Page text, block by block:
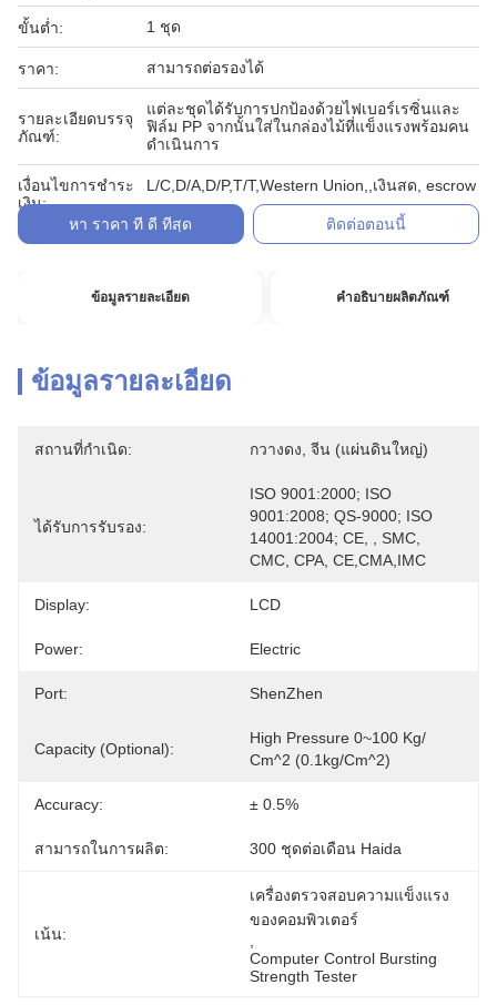
ขั้นต่ำ: 1 ชุด
ราคา: สามารถต่อรองได้
รายละเอียดบรรจุ
ภัณฑ์:
แต่ละชุดได้รับการปกป้องด้วยไฟเบอร์เรซิ่นและ
ฟิล์ม PP จากนั้นใส่ในกล่องไม้ที่แข็งแรงพร้อมคน
ดำเนินการ
เงื่อนไขการชำระ
เงิน:
L/C,D/A,D/P,T/T,Western Union,,เงินสด, escrow
หา ราคา ที่ ดี ที่สุด ติดต่อตอนนี้
ข้อมูลรายละเอียด คำอธิบายผลิตภัณฑ์
ข้อมูลรายละเอียด
สถานที่กำเนิด: กวางดง, จีน (แผ่นดินใหญ่)
ได้รับการรับรอง:
ISO 9001:2000; ISO
9001:2008; QS-9000; ISO
14001:2004; CE, , SMC,
CMC, CPA, CE,CMA,IMC
Display: LCD
Power: Electric
Port: ShenZhen
Capacity (Optional):
High Pressure 0~100 Kg/
Cm^2 (0.1kg/cm^2)
Accuracy: ± 0.5%
สามารถในการผลิต: 300 ชุดต่อเดือน Haida
เน้น:
เครื่องตรวจสอบความแข็งแรง
ของคอมพิวเตอร์
Computer Control Bursting
Strength Tester